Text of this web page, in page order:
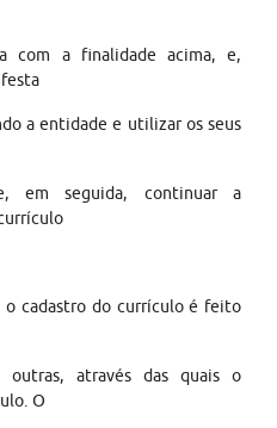
com a finalidade acima, e,
a entidade e utilizar os seus
em seguida, continuar a
o cadastro do currículo é feito
outras, através das quais o
O